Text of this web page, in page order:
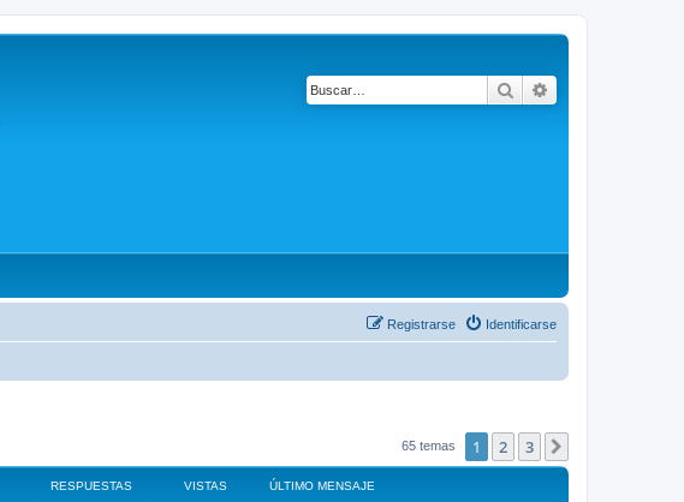
Buscar
Identificarse
Registrarse
65 temas 1 2 3
RESPUESTAS VISTAS ÚLTIMO MENSAJE